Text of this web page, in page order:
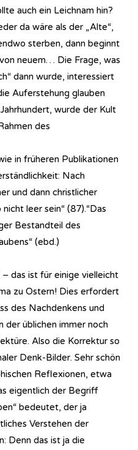
auch ein Leichnam hin?
da wäre als der „Alte“,
sterben, dann beginnt
neuem… Die Frage, was
dann wurde, interessiert
Auferstehung glauben
wurde der Kult
des
in früheren Publikationen
Nach
und dann christlicher
leer sein“ (87).“Das
Bestandteil des
(ebd.)
das ist für einige vielleicht
zu Ostern! Dies erfordert
des Nachdenkens und
der üblichen immer noch
Also die Korrektur so
Denk-Bilder. Sehr schön
Reflexionen, etwa
eigentlich der Begriff
bedeutet, der ja
Verstehen der
Denn das ist ja die